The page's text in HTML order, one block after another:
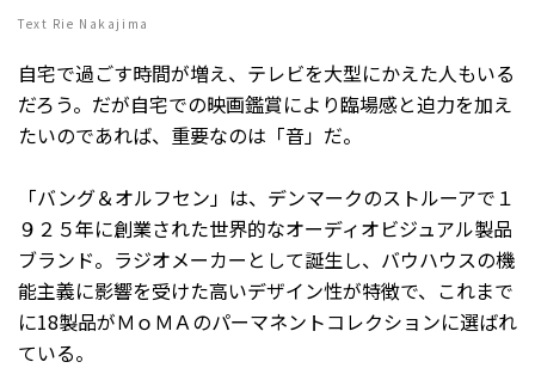
Text Rie Nakajima
自宅で過ごす時間が増え、テレビを大型にかえた人もいる
だろう。だが自宅での映画鑑賞により臨場感と迫力を加え
たいのであれば、重要なのは「音」だ。
「バング＆オルフセン」は、デンマークのストルーアで１
９２５年に創業された世界的なオーディオビジュアル製品
ブランド。ラジオメーカーとして誕生し、バウハウスの機
能主義に影響を受けた高いデザイン性が特徴で、これまで
に18製品がＭｏＭＡのパーマネントコレクションに選ばれ
ている。